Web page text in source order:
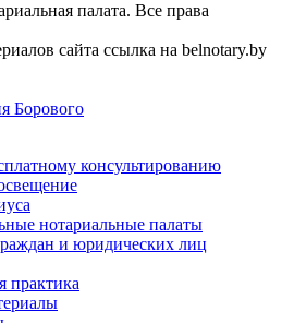
палата. Все права
сайта ссылка на belnotary.by
Борового
консультированию
нотариальные палаты
и юридических лиц
практика